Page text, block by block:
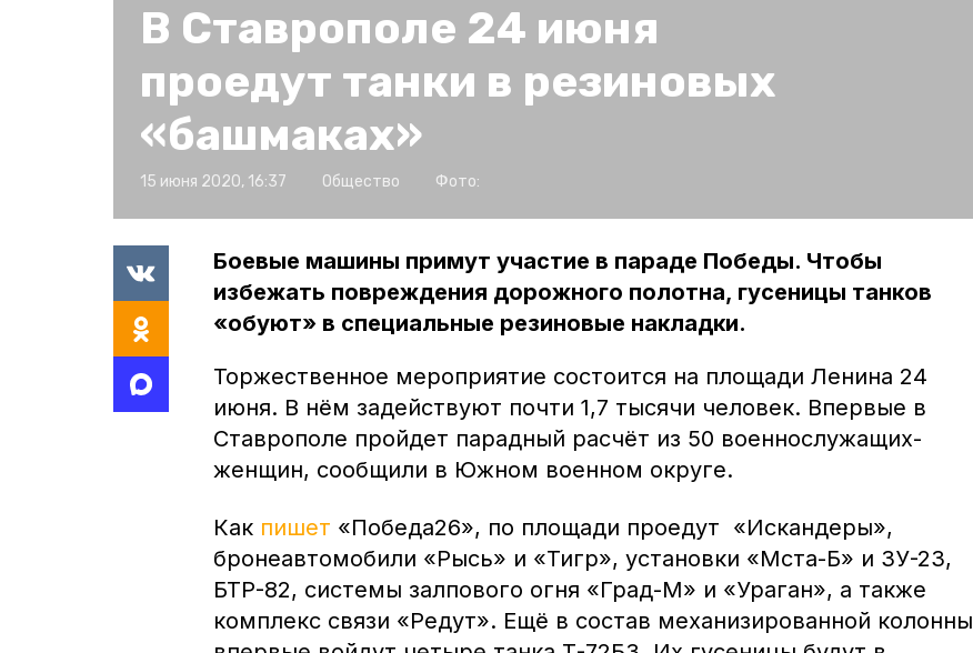
В Ставрополе 24 июня
проедут танки в резиновых
«башмаках»
15 июня 2020, 16:37 Общество Фото:
Боевые машины примут участие в параде Победы. Чтобы
избежать повреждения дорожного полотна, гусеницы танков
«обуют» в специальные резиновые накладки.
Торжественное мероприятие состоится на площади Ленина 24
июня. В нём задействуют почти 1,7 тысячи человек. Впервые в
Ставрополе пройдет парадный расчёт из 50 военнослужащих-
женщин, сообщили в Южном военном округе.
Как пишет «Победа26», по площади проедут «Искандеры»,
бронеавтомобили «Рысь» и «Тигр», установки «Мста-Б» и ЗУ-23,
БТР-82, системы залпового огня «Град-М» и «Ураган», а также
комплекс связи «Редут». Ещё в состав механизированной колонны